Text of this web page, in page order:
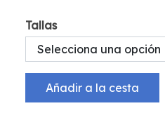
Tallas
Añadir a la cesta